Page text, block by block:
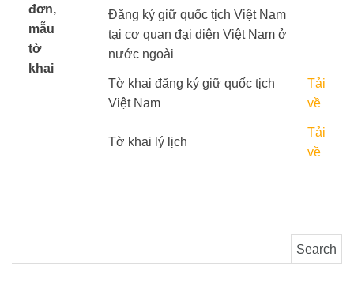
đơn,
mẫu
tờ
khai
Đăng ký giữ quốc tịch Việt Nam
tại cơ quan đại diện Việt Nam ở
nước ngoài​
Tờ khai đăng ký giữ quốc tịch
Việt Nam​
Tải
về
Tờ khai lý lịch​
Tải
về